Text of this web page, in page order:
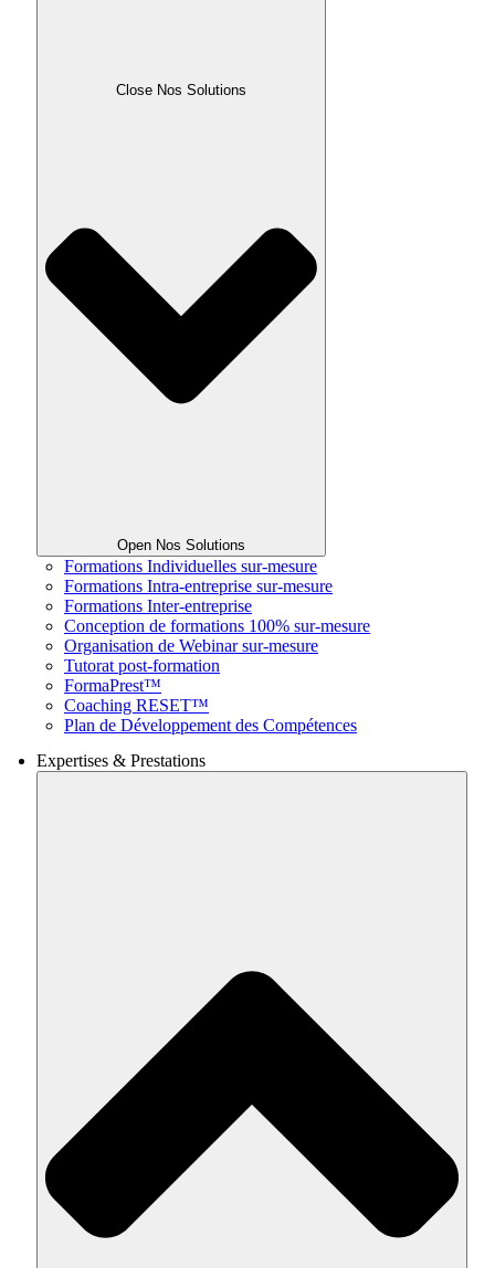
Close Nos Solutions
Open Nos Solutions
Formations Individuelles sur-mesure
Formations Intra-entreprise sur-mesure
Formations Inter-entreprise
Conception de formations 100% sur-mesure
Organisation de Webinar sur-mesure
Tutorat post-formation
FormaPrest™
Coaching RESET™
Plan de Développement des Compétences
Expertises & Prestations